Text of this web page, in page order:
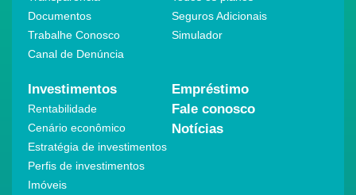
Documentos
Trabalhe Conosco
Canal de Denúncia
Seguros Adicionais
Simulador
Investimentos
Rentabilidade
Cenário econômico
Estratégia de investimentos
Perfis de investimentos
Imóveis
Empréstimo
Fale conosco
Notícias